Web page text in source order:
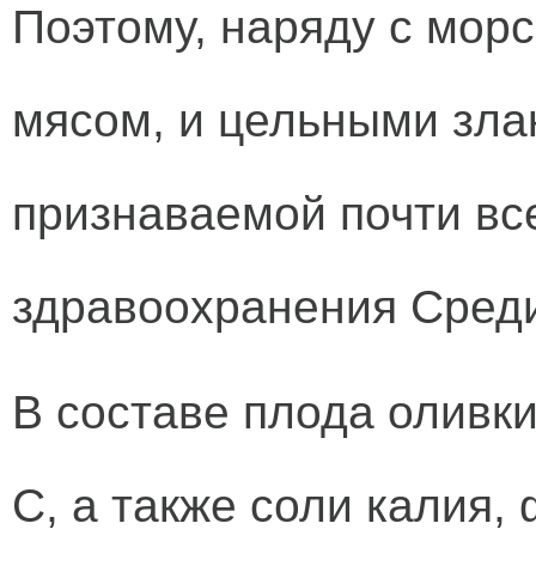
Поэтому, наряду с
мясом, и цельными
признаваемой почти
здравоохранения
В составе плода
С, а также соли